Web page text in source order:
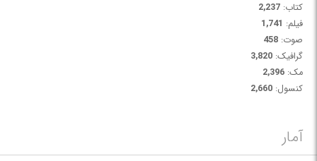
کتاب: 2,237
فیلم: 1,741
صوت: 458
گرافیک: 3,820
مک: 2,396
کنسول: 2,660
آمار